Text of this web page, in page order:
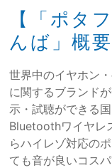
【「ポタ
んば」概要
世界中のイヤホン
に関するブランド
示・試聴ができる
Bluetoothワイヤレ
らハイレゾ対応の
ても音が良いコス